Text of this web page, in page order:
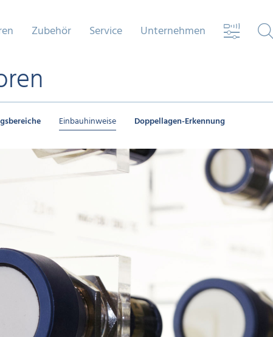
Zubehör Service Unternehmen
Einbauhinweise Doppellagen-Erkennung